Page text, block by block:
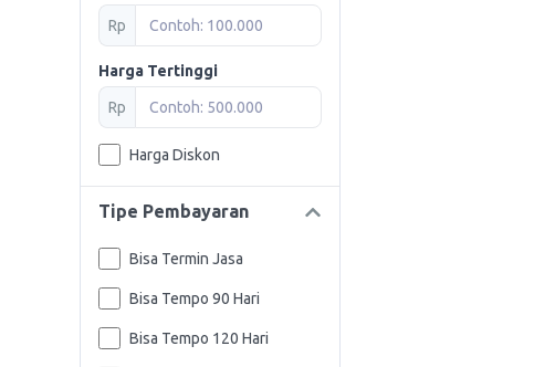
Rp
Harga Tertinggi
Rp
Harga Diskon
Tipe Pembayaran
Bisa Termin Jasa
Bisa Tempo 90 Hari
Bisa Tempo 120 Hari